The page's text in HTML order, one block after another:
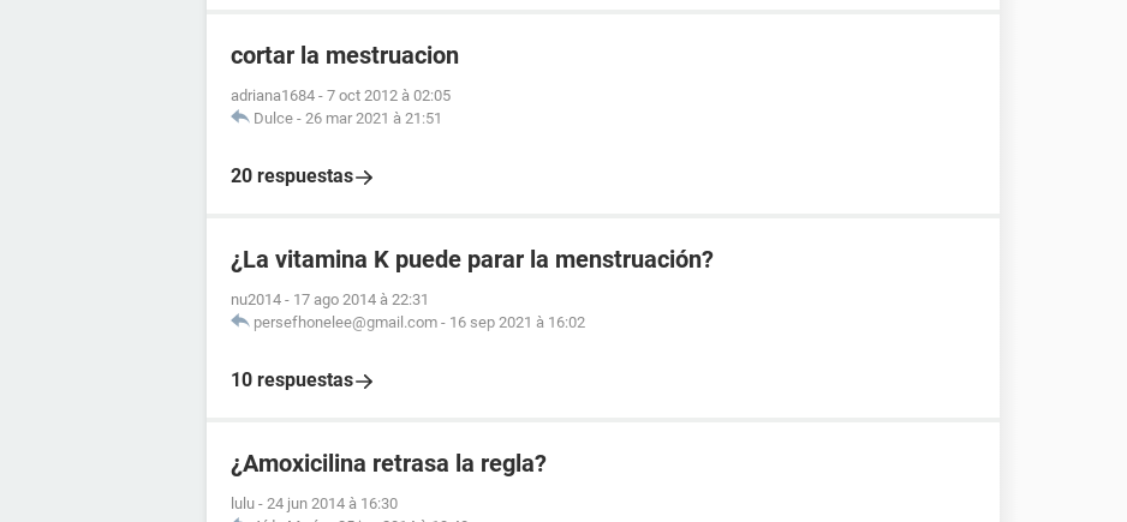
cortar la mestruacion
adriana1684 - 7 oct 2012 à 02:05
Dulce - 26 mar 2021 à 21:51
20 respuestas
¿La vitamina K puede parar la menstruación?
nu2014 - 17 ago 2014 à 22:31
persefhonelee@gmail.com - 16 sep 2021 à 16:02
10 respuestas
¿Amoxicilina retrasa la regla?
lulu - 24 jun 2014 à 16:30